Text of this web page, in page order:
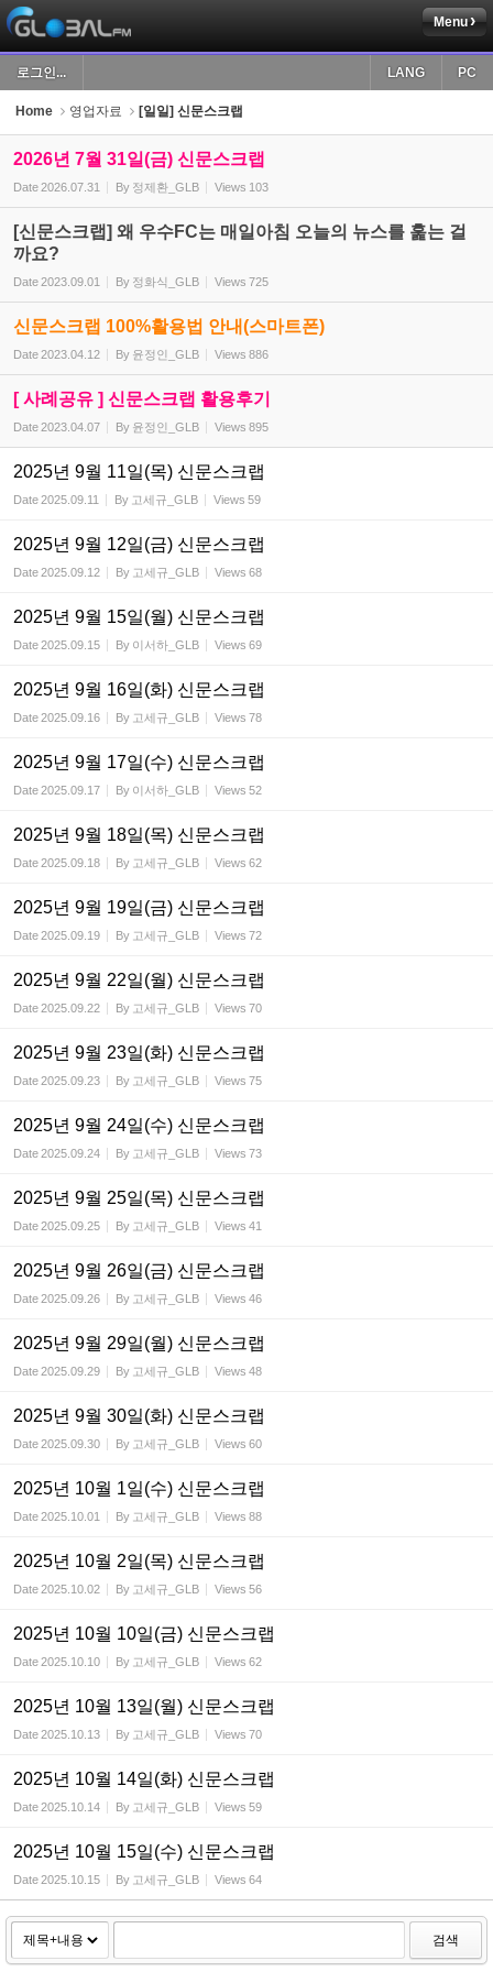
Menu
로그인... PC
LANG
Home 영업자료 [일일] 신문스크랩
2026년 7월 31일(금) 신문스크랩
Date2026.07.31 By 정제환_GLB Views 103
[신문스크랩] 왜 우수FC는 매일아침 오늘의 뉴스를 훑는 걸
까요?
Date2023.09.01 By 정화식_GLB Views 725
신문스크랩 100%활용법 안내(스마트폰)
Date2023.04.12 By 윤정인_GLB Views 886
[ 사례공유 ] 신문스크랩 활용후기
Date2023.04.07 By 윤정인_GLB Views 895
2025년 9월 11일(목) 신문스크랩
Date2025.09.11 By 고세규_GLB Views 59
2025년 9월 12일(금) 신문스크랩
Date2025.09.12 By 고세규_GLB Views 68
2025년 9월 15일(월) 신문스크랩
Date2025.09.15 By 이서하_GLB Views 69
2025년 9월 16일(화) 신문스크랩
Date2025.09.16 By 고세규_GLB Views 78
2025년 9월 17일(수) 신문스크랩
Date2025.09.17 By 이서하_GLB Views 52
2025년 9월 18일(목) 신문스크랩
Date2025.09.18 By 고세규_GLB Views 62
2025년 9월 19일(금) 신문스크랩
Date2025.09.19 By 고세규_GLB Views 72
2025년 9월 22일(월) 신문스크랩
Date2025.09.22 By 고세규_GLB Views 70
2025년 9월 23일(화) 신문스크랩
Date2025.09.23 By 고세규_GLB Views 75
2025년 9월 24일(수) 신문스크랩
Date2025.09.24 By 고세규_GLB Views 73
2025년 9월 25일(목) 신문스크랩
Date2025.09.25 By 고세규_GLB Views 41
2025년 9월 26일(금) 신문스크랩
Date2025.09.26 By 고세규_GLB Views 46
2025년 9월 29일(월) 신문스크랩
Date2025.09.29 By 고세규_GLB Views 48
2025년 9월 30일(화) 신문스크랩
Date2025.09.30 By 고세규_GLB Views 60
2025년 10월 1일(수) 신문스크랩
Date2025.10.01 By 고세규_GLB Views 88
2025년 10월 2일(목) 신문스크랩
Date2025.10.02 By 고세규_GLB Views 56
2025년 10월 10일(금) 신문스크랩
Date2025.10.10 By 고세규_GLB Views 62
2025년 10월 13일(월) 신문스크랩
Date2025.10.13 By 고세규_GLB Views 70
2025년 10월 14일(화) 신문스크랩
Date2025.10.14 By 고세규_GLB Views 59
2025년 10월 15일(수) 신문스크랩
Date2025.10.15 By 고세규_GLB Views 64
검색
Sketchbook5, 스케치북5
Sketchbook5, 스케치북5